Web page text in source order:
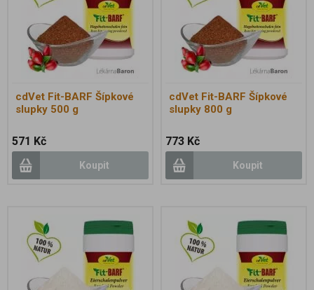
cdVet Fit-BARF Šípkové
slupky 500 g
571 Kč
Koupit
cdVet Fit-BARF Šípkové
slupky 800 g
773 Kč
Koupit